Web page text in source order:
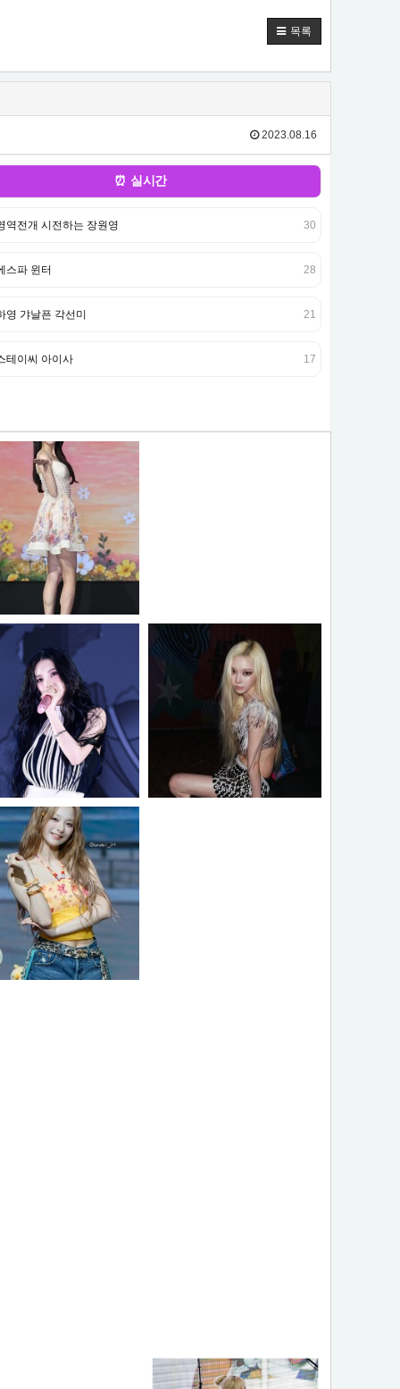
목록
2023.08.16
⏰ 실시간
역전개 시전하는 장원영 30
스파 윈터 28
영 갸날픈 각선미 21
테이씨 아이사 17
날픈 각선미
오늘자 일본으로 출국하는 엔믹
260803 에스파 롤라팔